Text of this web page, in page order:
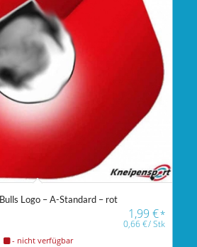
Logo – A-Standard – rot
1,99€*
0,66€/Stk
- nicht verfügbar